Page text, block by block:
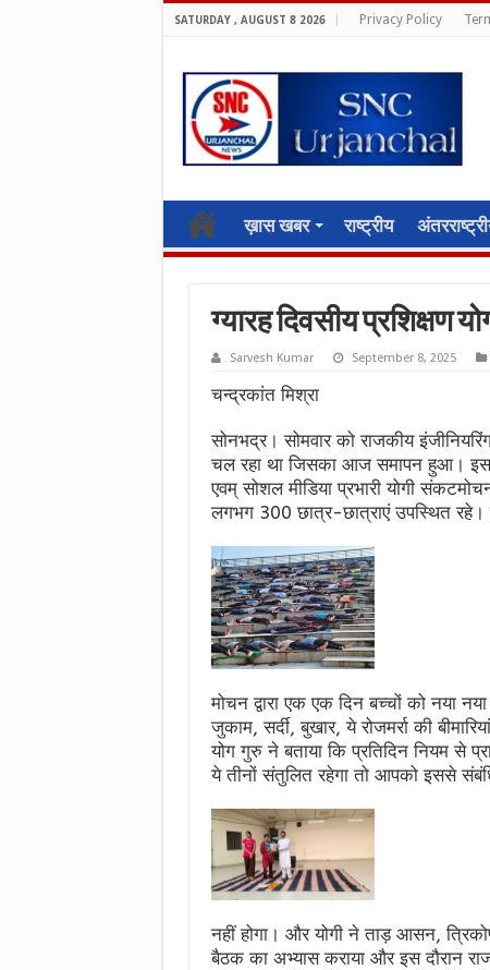
SATURDAY , AUGUST 8 2026 Privacy Policy
ख़ास खबर राष्ट्रीय
ग्यारह दिवसीय प्रशिक्षण
Sarvesh Kumar September 8, 2025
चन्द्रकांत मिश्रा
सोनभद्र। सोमवार को राजकीय
चल रहा था जिसका आज समापन हुआ। इस
एवम् सोशल मीडिया प्रभारी योगी
लगभग 300 छात्र-छात्राएं उपस्थित रहे।
मोचन द्वारा एक एक दिन बच्चों को नया
जुकाम, सर्दी, बुखार, ये रोजमर्रा की
योग गुरु ने बताया कि प्रतिदिन नियम से
ये तीनों संतुलित रहेगा तो आपको इससे
नहीं होगा। और योगी ने ताड़ आसन,
बैठक का अभ्यास कराया और इस दौरान